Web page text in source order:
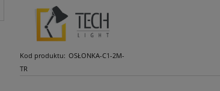
Kod produktu: OSŁONKA-C1-2M-
TR